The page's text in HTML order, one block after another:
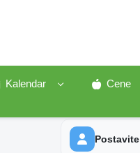
Kalendar Cene